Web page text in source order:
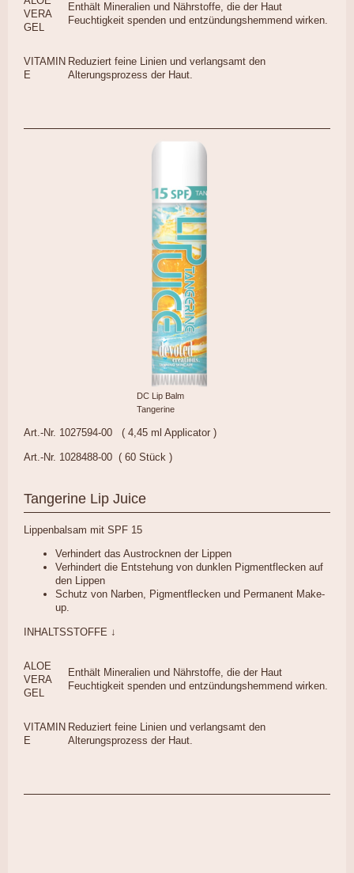
VERA
GEL
Enthält Mineralien und Nährstoffe, die der Haut
Feuchtigkeit spenden und entzündungshemmend wirken.
VITAMIN
E
Reduziert feine Linien und verlangsamt den
Alterungsprozess der Haut.
DC Lip Balm
Tangerine
Art.-Nr. 1027594-00 ( 4,45 ml Applicator )
Art.-Nr. 1028488-00 ( 60 Stück )
Tangerine Lip Juice
Lippenbalsam mit SPF 15
Verhindert das Austrocknen der Lippen
Verhindert die Entstehung von dunklen Pigmentflecken auf
den Lippen
Schutz von Narben, Pigmentflecken und Permanent Make-
up.
INHALTSSTOFFE ↓
ALOE
VERA
GEL
Enthält Mineralien und Nährstoffe, die der Haut
Feuchtigkeit spenden und entzündungshemmend wirken.
VITAMIN
E
Reduziert feine Linien und verlangsamt den
Alterungsprozess der Haut.